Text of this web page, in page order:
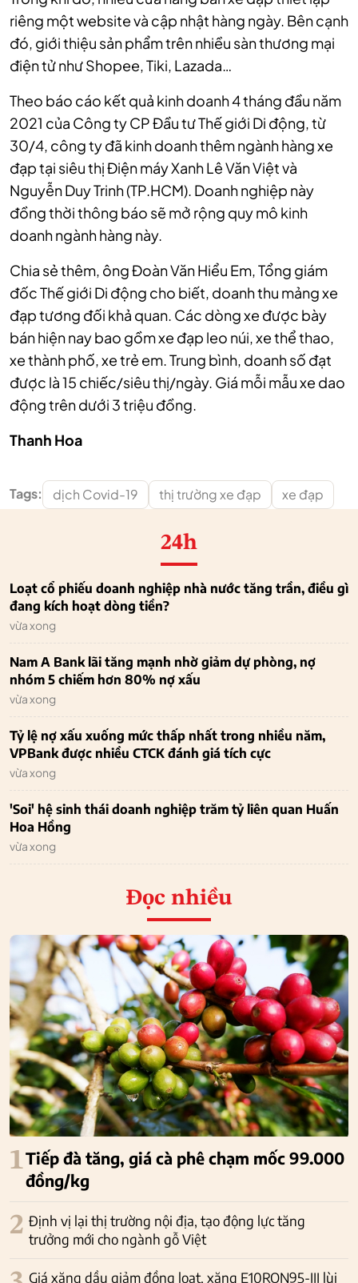
riêng một website và cập nhật hàng ngày. Bên cạnh
đó, giới thiệu sản phẩm trên nhiều sàn thương mại
điện tử như Shopee, Tiki, Lazada…
Theo báo cáo kết quả kinh doanh 4 tháng đầu năm
2021 của Công ty CP Đầu tư Thế giới Di động, từ
30/4, công ty đã kinh doanh thêm ngành hàng xe
đạp tại siêu thị Điện máy Xanh Lê Văn Việt và
Nguyễn Duy Trinh (TP.HCM). Doanh nghiệp này
đồng thời thông báo sẽ mở rộng quy mô kinh
doanh ngành hàng này.
Chia sẻ thêm, ông Đoàn Văn Hiểu Em, Tổng giám
đốc Thế giới Di động cho biết, doanh thu mảng xe
đạp tương đối khả quan. Các dòng xe được bày
bán hiện nay bao gồm xe đạp leo núi, xe thể thao,
xe thành phố, xe trẻ em. Trung bình, doanh số đạt
được là 15 chiếc/siêu thị/ngày. Giá mỗi mẫu xe dao
động trên dưới 3 triệu đồng.
Thanh Hoa
Tags: dịch Covid-19 thị trường xe đạp xe đạp
24h
Loạt cổ phiếu doanh nghiệp nhà nước tăng trần, điều gì
đang kích hoạt dòng tiền?
vừa xong
Nam A Bank lãi tăng mạnh nhờ giảm dự phòng, nợ
nhóm 5 chiếm hơn 80% nợ xấu
vừa xong
Tỷ lệ nợ xấu xuống mức thấp nhất trong nhiều năm,
VPBank được nhiều CTCK đánh giá tích cực
vừa xong
'Soi' hệ sinh thái doanh nghiệp trăm tỷ liên quan Huấn
Hoa Hồng
vừa xong
Đọc nhiều
1Tiếp đà tăng, giá cà phê chạm mốc 99.000
đồng/kg
2 Định vị lại thị trường nội địa, tạo động lực tăng
trưởng mới cho ngành gỗ Việt
Giá xăng dầu giảm đồng loạt, xăng E10RON95-III lùi